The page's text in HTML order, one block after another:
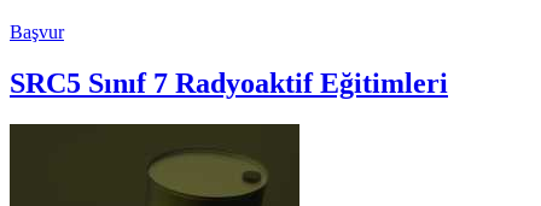
Başvur
SRC5 Sınıf 7 Radyoaktif Eğitimleri